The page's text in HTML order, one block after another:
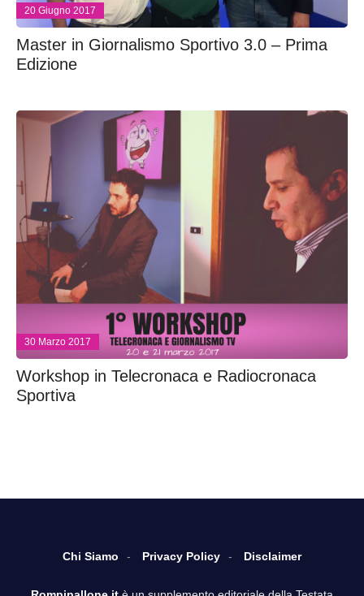
20 Giugno 2017
Master in Giornalismo Sportivo 3.0 – Prima
Edizione
30 Marzo 2017
Workshop in Telecronaca e Radiocronaca
Sportiva
Chi Siamo Privacy Policy Disclaimer